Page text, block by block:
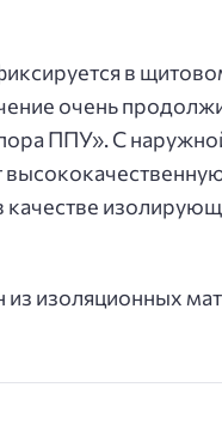
в
очень
ППУ». С
качестве
из изоляционных